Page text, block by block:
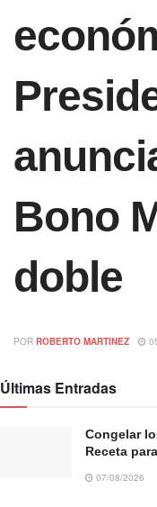
Bono
doble
POR ROBERTO MARTINEZ
Últimas Entradas
Congelar
Receta
07/08/2026